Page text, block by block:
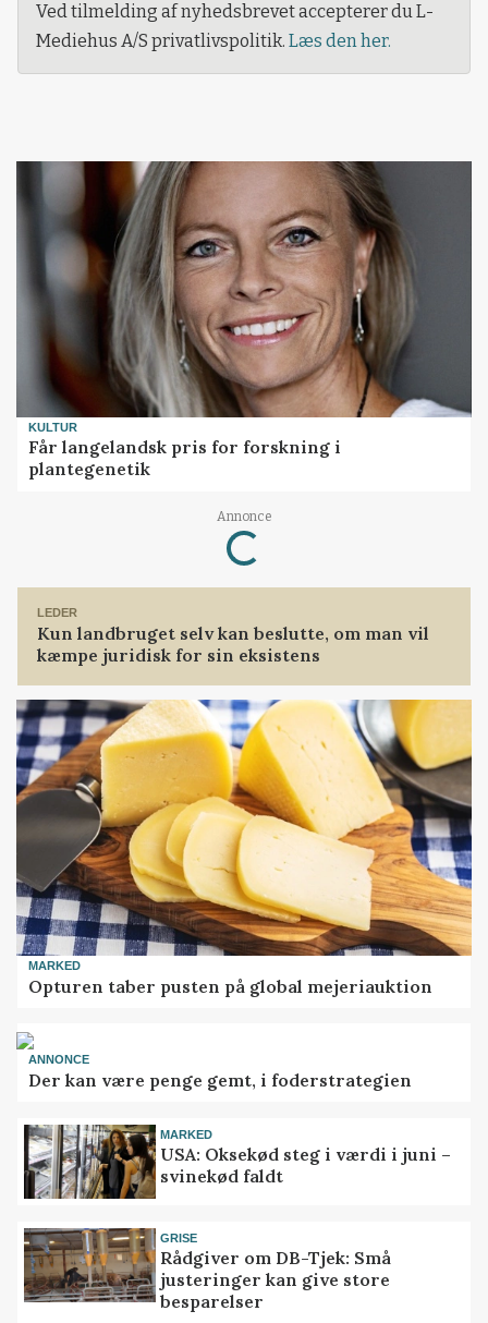
Ved tilmelding af nyhedsbrevet accepterer du L-
Mediehus A/S privatlivspolitik. Læs den her.
KULTUR
Får langelandsk pris for forskning i
plantegenetik
Annonce
Loading...
LEDER
Kun landbruget selv kan beslutte, om man vil
kæmpe juridisk for sin eksistens
MARKED
Opturen taber pusten på global mejeriauktion
ANNONCE
Der kan være penge gemt, i foderstrategien
MARKED
USA: Oksekød steg i værdi i juni –
svinekød faldt
GRISE
Rådgiver om DB-Tjek: Små
justeringer kan give store
besparelser